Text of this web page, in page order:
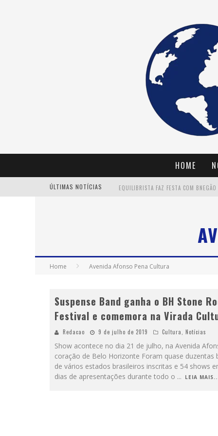
HOME
ÚLTIMAS NOTÍCIAS
Home Avenida Afonso Pena Cultura
Suspense Band ganha o BH Stone
Festival e comemora na Virada
Redacao 9 de julho de 2019 Cultura Notícias
Show acontece no dia 21 de julho, na Avenida
coração de Belo Horizonte Foram quase duzentas
de vários estados brasileiros inscritas e 54 shows
dias de apresentações durante todo o ... LEIA